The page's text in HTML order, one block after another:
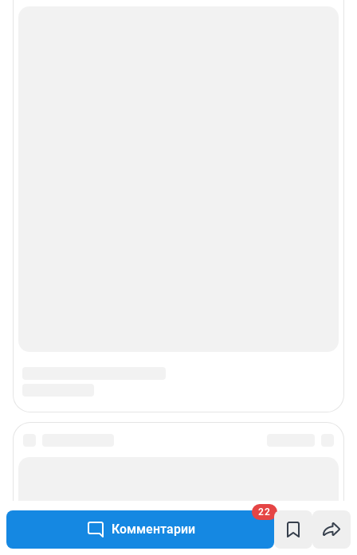
Комментарии
22